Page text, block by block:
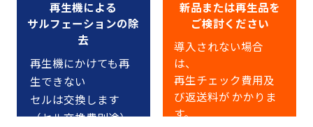
再生機による
サルフェーションの除
去
再生機にかけても再
生できない
セルは交換します
（セル交換費別途）
新品または再生品を
ご検討ください
導入されない場合
は、
再生チェック費用及
び返送料が かかりま
す。